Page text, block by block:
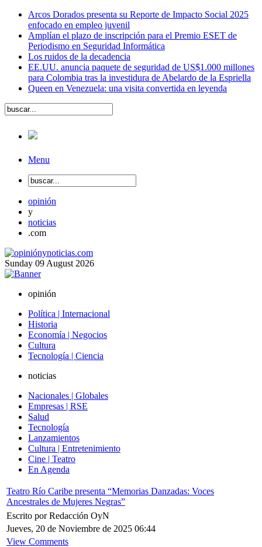
Arcos Dorados presenta su Reporte de Impacto Social 2025
enfocado en empleo juvenil
Amplían el plazo de inscripción para el Premio ESET de
Periodismo en Seguridad Informática
Los ruidos de la decadencia
EE.UU. anuncia paquete de seguridad de US$1.000 millones
para Colombia tras la investidura de Abelardo de la Espriella
Queen en Venezuela: una visita convertida en leyenda
Menu
opinión
y
noticias
.com
Sunday 09 August 2026
opinión
Política | Internacional
Historia
Economía | Negocios
Cultura
Tecnología | Ciencia
noticias
Nacionales | Globales
Empresas | RSE
Salud
Tecnología
Lanzamientos
Cultura | Entretenimiento
Cine | Teatro
En Agenda
Teatro Río Caribe presenta “Memorias Danzadas: Voces
Ancestrales de Mujeres Negras”
Escrito por Redacción OyN
Jueves, 20 de Noviembre de 2025 06:44
View Comments